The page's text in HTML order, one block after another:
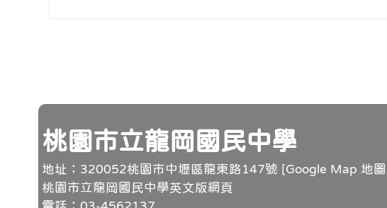
頁尾
桃園市立龍岡國民中學
地址：320052桃園市中壢區龍東路147號 [Google Map 地
桃園市立龍岡國民中學英文版網頁